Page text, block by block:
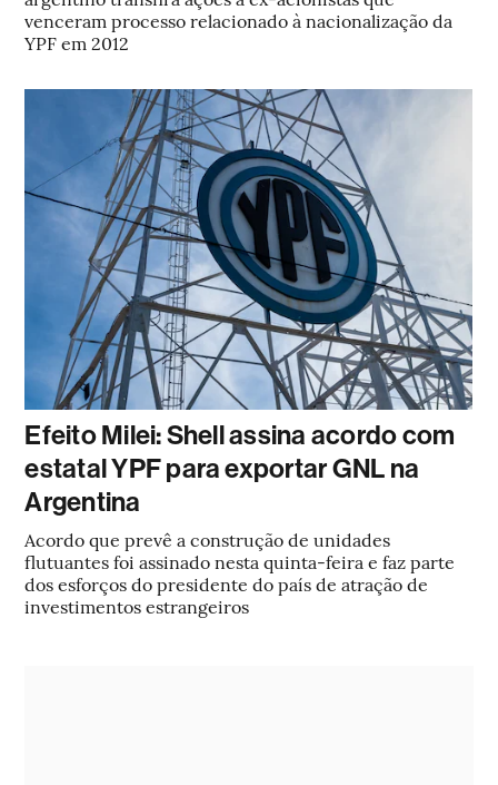
venceram processo relacionado à nacionalização da
YPF em 2012
Efeito Milei: Shell assina acordo com
estatal YPF para exportar GNL na
Argentina
Acordo que prevê a construção de unidades
flutuantes foi assinado nesta quinta-feira e faz parte
dos esforços do presidente do país de atração de
investimentos estrangeiros